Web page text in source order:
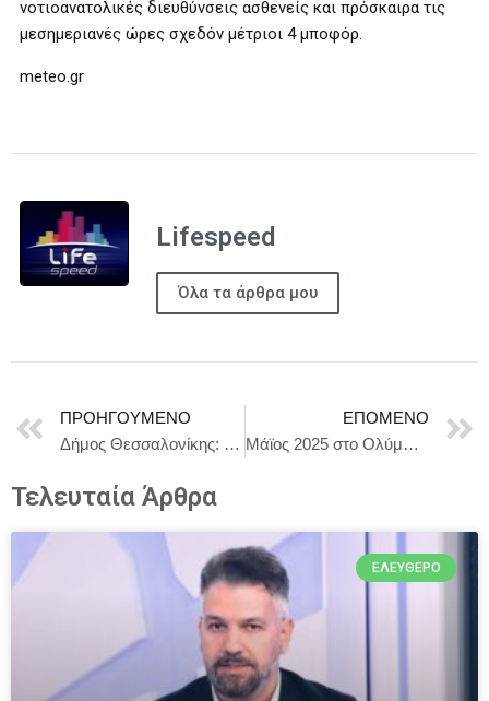
νοτιοανατολικές διευθύνσεις ασθενείς και πρόσκαιρα τις
μεσημεριανές ώρες σχεδόν μέτριοι 4 μποφόρ.
meteo.gr
Lifespeed
Όλα τα άρθρα μου
ΠΡΟΗΓΟΎΜΕΝΟ
Δήμος Θεσσαλονίκης: Πρόσληψη προσωπικού στα Κέντρα Ημερήσιας Φροντίδας Ηλικιωμένων
ΕΠΌΜΕΝΟ
Μάϊος 2025 στο Ολύμπια, Δημοτικό Μουσικό Θέατρο -Ιστορία Χορού – Κεφάλαιο 1 «Ραλλού Μάνου» του Γιάννη Νικολαϊδη Πέμπτη 8 – Σάββατο 10 Μαΐου
Τελευταία Άρθρα
ΕΛΕΎΘΕΡΟ